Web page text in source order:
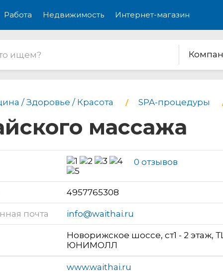
Работа Недвижимость Интернет-магазин
/ Здоровье / Красота SPA-процедуры
массажа
0 отзывов
4957765308
почта info@waithai.ru
Новорижское шоссе, ст1 - 2 этаж,
ЮНИМОЛЛ
www.waithai.ru